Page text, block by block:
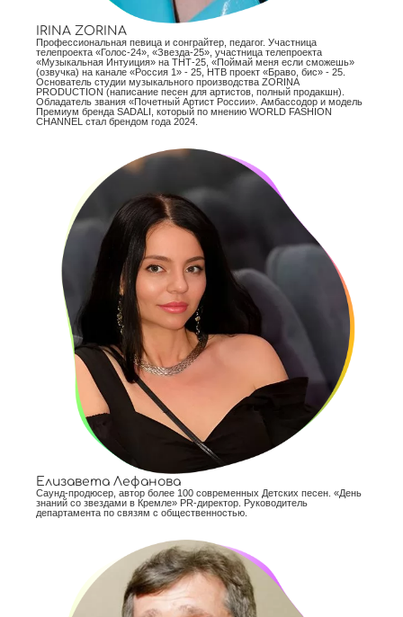
IRINA ZORINA
Профессиональная певица и сонграйтер, педагог. Участница
телепроекта «Голос-24», «Звезда-25», участница телепроекта
«Музыкальная Интуиция» на ТНТ-25, «Поймай меня если сможешь»
(озвучка) на канале «Россия 1» - 25, НТВ проект «Браво, бис» - 25.
Основатель студии музыкального производства ZORINA
PRODUCTION (написание песен для артистов, полный продакшн).
Обладатель звания «Почетный Артист России». Амбассодор и модель
Премиум бренда SADALI, который по мнению WORLD FASHION
CHANNEL стал брендом года 2024.
Елизавета Лефанова
Саунд-продюсер, автор более 100 современных Детских песен. «День
знаний со звездами в Кремле» PR-директор. Руководитель
департамента по связям с общественностью.